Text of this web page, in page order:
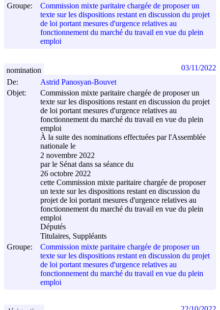
Groupe:
Commission mixte paritaire chargée de proposer un
texte sur les dispositions restant en discussion du projet
de loi portant mesures d'urgence relatives au
fonctionnement du marché du travail en vue du plein
emploi
De:
Astrid Panosyan-Bouvet
Objet:
Commission mixte paritaire chargée de proposer un
texte sur les dispositions restant en discussion du projet
de loi portant mesures d'urgence relatives au
fonctionnement du marché du travail en vue du plein
emploi
À la suite des nominations effectuées par l'Assemblée
nationale le
2 novembre 2022
par le Sénat dans sa séance du
26 octobre 2022
cette Commission mixte paritaire chargée de proposer
un texte sur les dispositions restant en discussion du
projet de loi portant mesures d'urgence relatives au
fonctionnement du marché du travail en vue du plein
emploi
Députés
Titulaires, Suppléants
Groupe:
Commission mixte paritaire chargée de proposer un
texte sur les dispositions restant en discussion du projet
de loi portant mesures d'urgence relatives au
fonctionnement du marché du travail en vue du plein
emploi
nomination 03/11/2022